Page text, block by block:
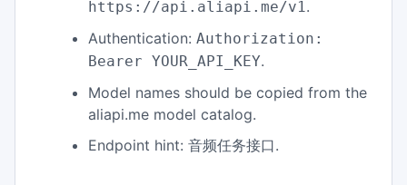
https://api.aliapi.me/v1.
Authentication: Authorization:
Bearer YOUR_API_KEY.
Model names should be copied from the
aliapi.me model catalog.
Endpoint hint: 音频任务接口.